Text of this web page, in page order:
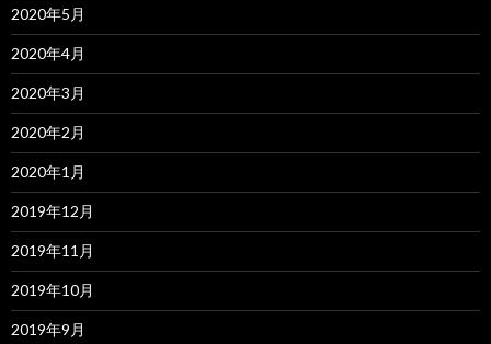
2020年5月
2020年4月
2020年3月
2020年2月
2020年1月
2019年12月
2019年11月
2019年10月
2019年9月